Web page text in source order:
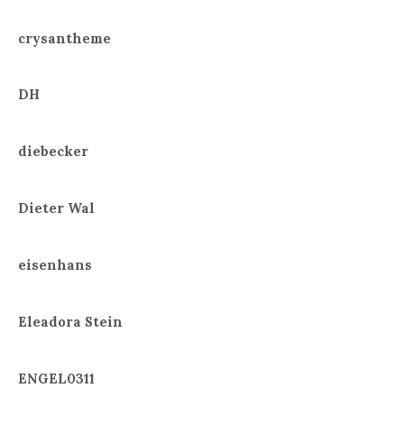
crysantheme
DH
diebecker
Dieter Wal
eisenhans
Eleadora Stein
ENGEL0311